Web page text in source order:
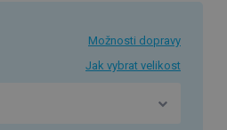
Možnosti dopravy
Jak vybrat velikost